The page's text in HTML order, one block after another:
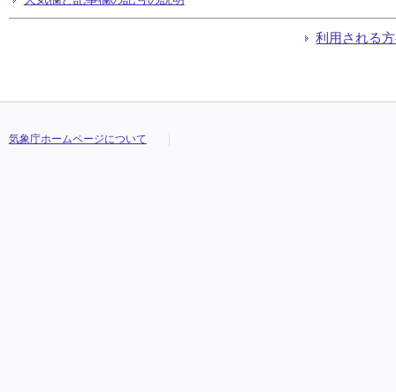
利用される
気象庁ホームページについて